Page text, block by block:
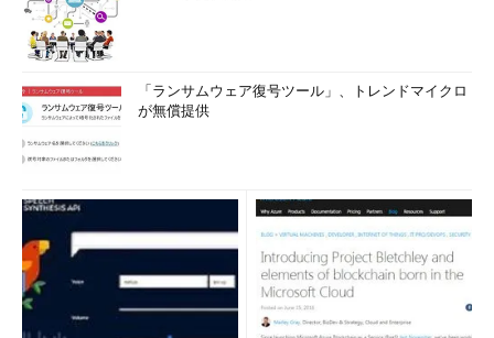
「ランサムウェア復号ツール」、トレンドマイクロ
が無償提供